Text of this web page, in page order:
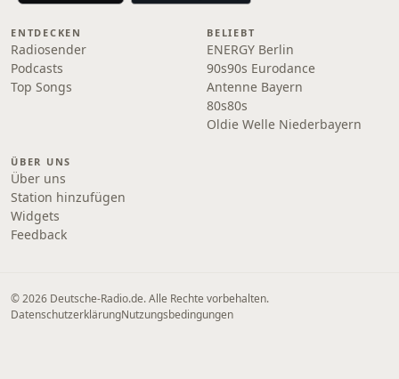
ENTDECKEN
Radiosender
Podcasts
Top Songs
BELIEBT
ENERGY Berlin
90s90s Eurodance
Antenne Bayern
80s80s
Oldie Welle Niederbayern
ÜBER UNS
Über uns
Station hinzufügen
Widgets
Feedback
© 2026 Deutsche-Radio.de. Alle Rechte vorbehalten.
DatenschutzerklärungNutzungsbedingungen